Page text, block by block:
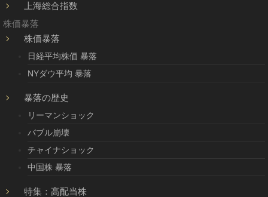
上海総合指数
株価暴落
株価暴落
日経平均株価 暴落
NYダウ平均 暴落
暴落の歴史
リーマンショック
バブル崩壊
チャイナショック
中国株 暴落
特集：高配当株